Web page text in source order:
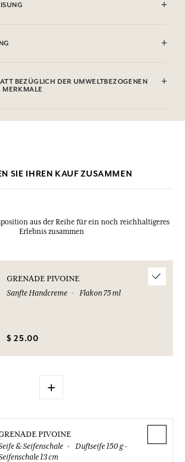
Butyrospermum Parkii Butter, Prunus
Parfum, Cetyl Alcohol, Caprylyl Glycol,
BEZÜGLICH DER UMWELTBEZOGENEN
MERKMALE
die Umweltqualitäten oder -merkmale, indem
SIE IHREN KAUF ZUSAMMEN
aus der Reihe für ein noch reichhaltigeres
Erlebnis zusammen
GRENADE PIVOINE
Sanfte Handcreme
Flakon 75 ml
$ 25.00
+
PIVOINE
& Seifenschale
Duftseife 150 g -
13 cm